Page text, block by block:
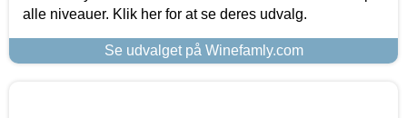
alle niveauer. Klik her for at se deres udvalg.
Se udvalget på Winefamly.com